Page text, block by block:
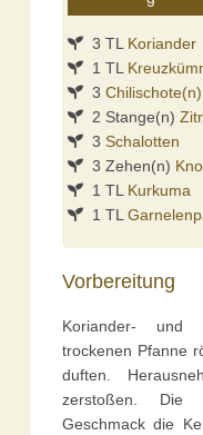
3 TL Koriander
1 TL
3 Chilischote(n)
2 Stange(n)
3 Schalotten
3 Zehen(n)
1 TL Kurkuma
1 TL
Vorbereitung
Koriander- und
trockenen Pfanne
duften.
zerstoßen. Die
Geschmack die